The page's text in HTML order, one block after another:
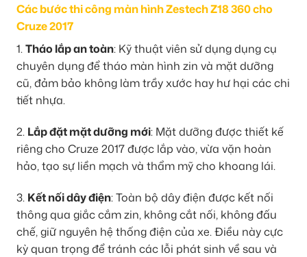
Các bước thi công màn hình Zestech Z18 360 cho
Cruze 2017
1.Tháo lắp an toàn: Kỹ thuật viên sử dụng dụng cụ
chuyên dụng để tháo màn hình zin và mặt dưỡng
cũ, đảm bảo không làm trầy xước hay hư hại các chi
tiết nhựa.
2. Lắp đặt mặt dưỡng mới: Mặt dưỡng được thiết kế
riêng cho Cruze 2017 được lắp vào, vừa vặn hoàn
hảo, tạo sự liền mạch và thẩm mỹ cho khoang lái.
3. Kết nối dây điện: Toàn bộ dây điện được kết nối
thông qua giắc cắm zin, không cắt nối, không đấu
chế, giữ nguyên hệ thống điện của xe. Điều này cực
kỳ quan trọng để tránh các lỗi phát sinh về sau và